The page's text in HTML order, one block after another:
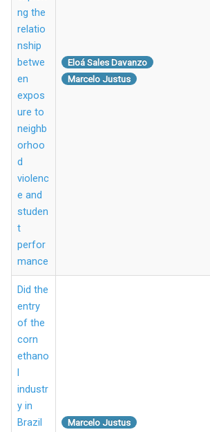
ng the
relatio
nship
betwe
en
expos
ure to
neighb
orhoo
d
violenc
e and
studen
t
perfor
mance
Eloá Sales Davanzo
Marcelo Justus
Did the
entry
of the
corn
ethano
l
industr
y in
Brazil
Marcelo Justus